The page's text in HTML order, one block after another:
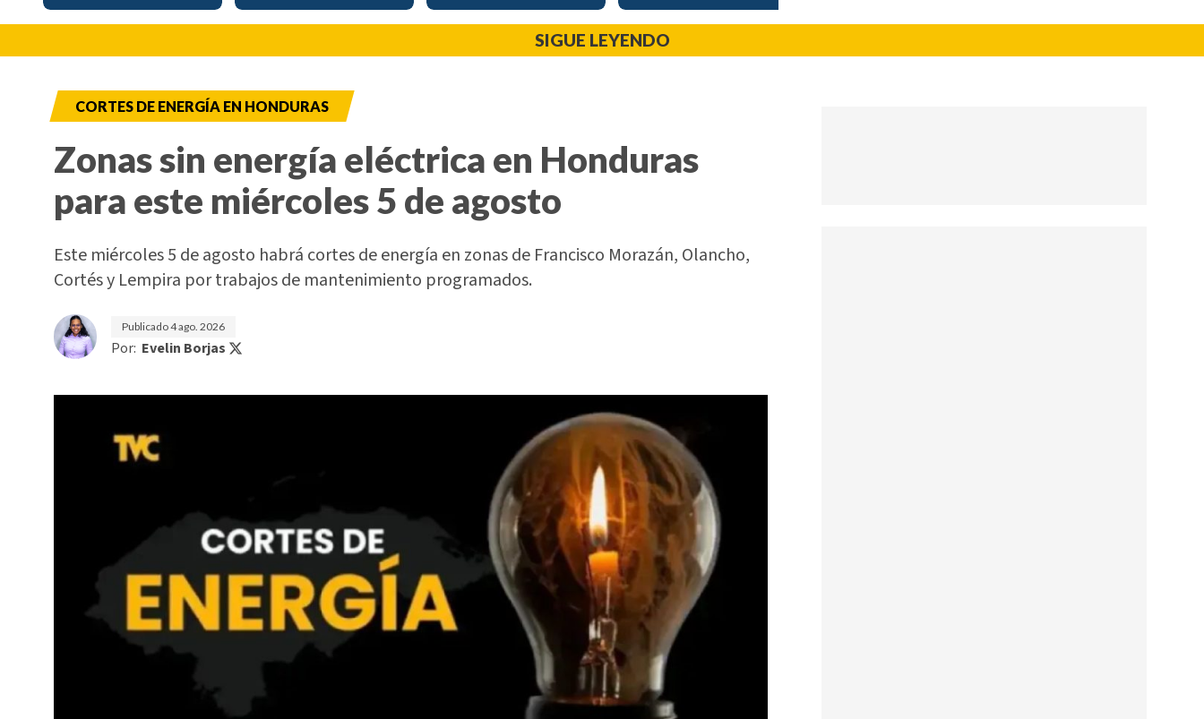
SIGUE LEYENDO
CORTES DE ENERGÍA EN HONDURAS
Zonas sin energía eléctrica en Honduras
para este miércoles 5 de agosto
Este miércoles 5 de agosto habrá cortes de energía en zonas de Francisco Morazán, Olancho,
Cortés y Lempira por trabajos de mantenimiento programados.
Publicado4 ago. 2026
Por: Evelin Borjas